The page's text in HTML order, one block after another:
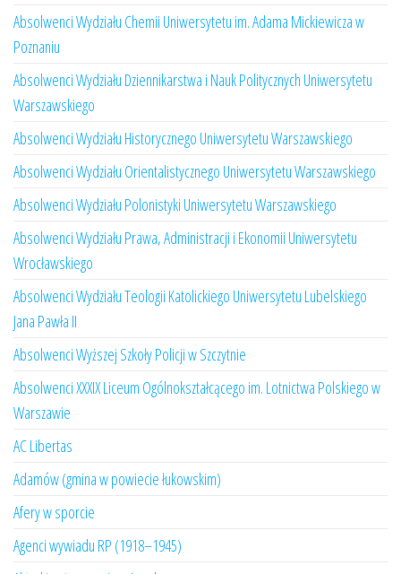
Absolwenci Wydziału Chemii Uniwersytetu im. Adama Mickiewicza w
Poznaniu
Absolwenci Wydziału Dziennikarstwa i Nauk Politycznych Uniwersytetu
Warszawskiego
Absolwenci Wydziału Historycznego Uniwersytetu Warszawskiego
Absolwenci Wydziału Orientalistycznego Uniwersytetu Warszawskiego
Absolwenci Wydziału Polonistyki Uniwersytetu Warszawskiego
Absolwenci Wydziału Prawa, Administracji i Ekonomii Uniwersytetu
Wrocławskiego
Absolwenci Wydziału Teologii Katolickiego Uniwersytetu Lubelskiego
Jana Pawła II
Absolwenci Wyższej Szkoły Policji w Szczytnie
Absolwenci XXXIX Liceum Ogólnokształcącego im. Lotnictwa Polskiego w
Warszawie
AC Libertas
Adamów (gmina w powiecie łukowskim)
Afery w sporcie
Agenci wywiadu RP (1918–1945)